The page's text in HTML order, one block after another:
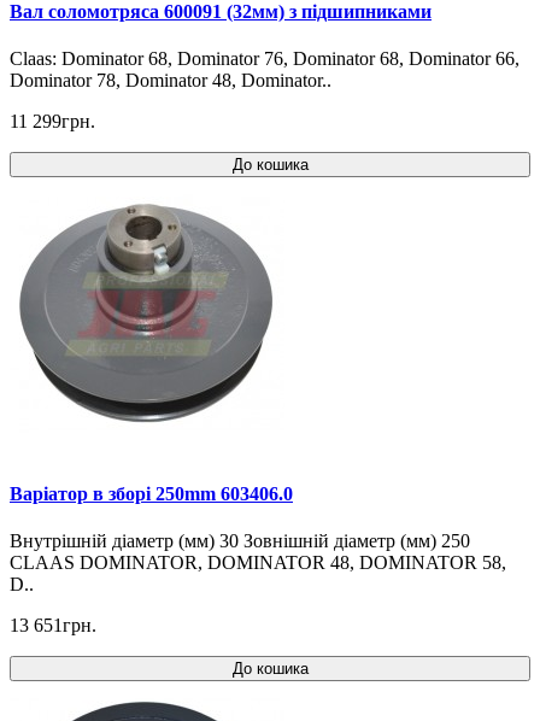
Вал соломотряса 600091 (32мм) з підшипниками
Claas: Dominator 68, Dominator 76, Dominator 68, Dominator 66,
Dominator 78, Dominator 48, Dominator..
11 299грн.
До кошика
Варіатор в зборі 250mm 603406.0
Внутрішній діаметр (мм) 30 Зовнішній діаметр (мм) 250
CLAAS DOMINATOR, DOMINATOR 48, DOMINATOR 58,
D..
13 651грн.
До кошика